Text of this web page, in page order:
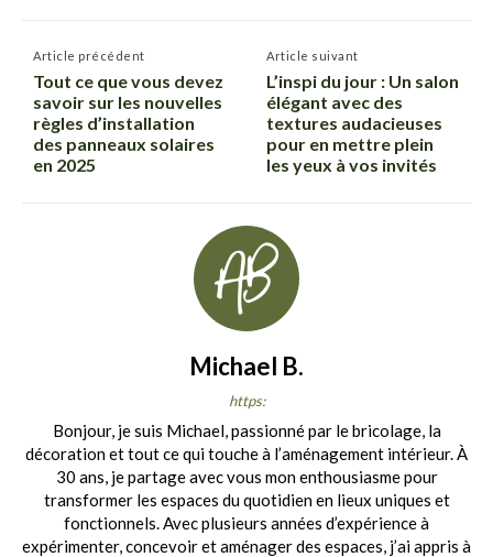
Article précédent
Tout ce que vous devez
savoir sur les nouvelles
règles d’installation
des panneaux solaires
en 2025
Article suivant
L’inspi du jour : Un salon
élégant avec des
textures audacieuses
pour en mettre plein
les yeux à vos invités
Michael B.
https:
Bonjour, je suis Michael, passionné par le bricolage, la
décoration et tout ce qui touche à l’aménagement intérieur. À
30 ans, je partage avec vous mon enthousiasme pour
transformer les espaces du quotidien en lieux uniques et
fonctionnels. Avec plusieurs années d’expérience à
expérimenter, concevoir et aménager des espaces, j’ai appris à